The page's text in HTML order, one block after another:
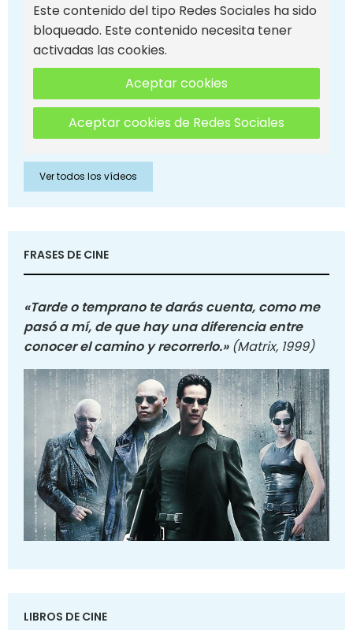
Este contenido del tipo Redes Sociales ha sido
bloqueado. Este contenido necesita tener
activadas las cookies.
Aceptar cookies
Aceptar cookies de Redes Sociales
Ver todos los vídeos
FRASES DE CINE
«Tarde o temprano te darás cuenta, como me
pasó a mí, de que hay una diferencia entre
conocer el camino y recorrerlo.» (Matrix, 1999)
LIBROS DE CINE